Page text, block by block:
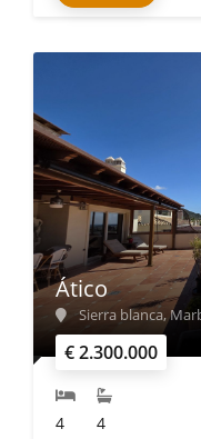
€ 2.300.000
Ático
Sierra blanca,
4 4